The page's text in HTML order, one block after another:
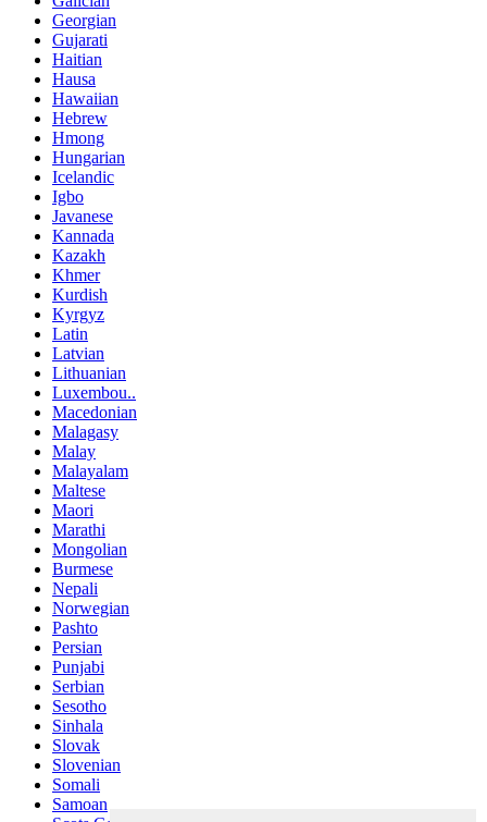
Georgian
Gujarati
Haitian
Hausa
Hawaiian
Hebrew
Hmong
Hungarian
Icelandic
Igbo
Javanese
Kannada
Kazakh
Khmer
Kurdish
Kyrgyz
Latin
Latvian
Lithuanian
Luxembou..
Macedonian
Malagasy
Malay
Malayalam
Maltese
Maori
Marathi
Mongolian
Burmese
Nepali
Norwegian
Pashto
Persian
Punjabi
Serbian
Sesotho
Sinhala
Slovak
Slovenian
Somali
Samoan